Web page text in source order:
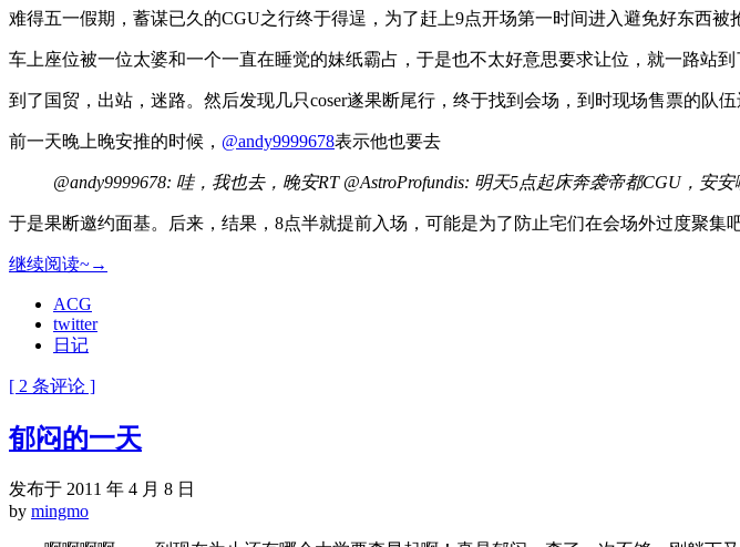
难得五一假期，蓄谋已久的CGU之行终于得逞，为了赶上9点开场第一时间进入避免好东西被
车上座位被一位太婆和一个一直在睡觉的妹纸霸占，于是也不太好意思要求让位，就一路站
到了国贸，出站，迷路。然后发现几只coser遂果断尾行，终于找到会场，到时现场售票的队
前一天晚上晚安推的时候， @andy9999678表示他也要去
@andy9999678: 哇，我也去，晚安RT @AstroProfundis: 明天5点起床奔袭帝都CGU，安
于是果断邀约面基。后来，结果，8点半就提前入场，可能是为了防止宅们在会场外过度聚
继续阅读~→
ACG
twitter
日记
[ 2 条评论 ]
郁闷的一天
发布于 2011 年 4 月 8 日
by mingmo